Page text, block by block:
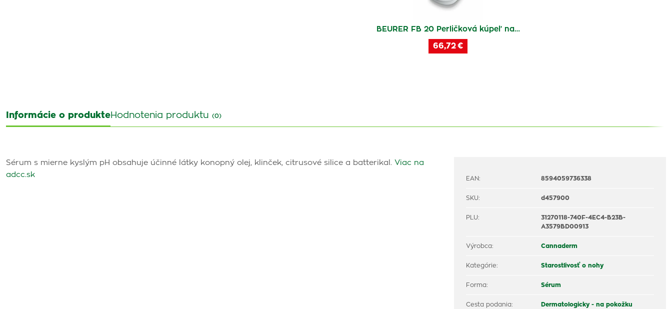
BEURER FB 20 Perličková kúpeľ na…
66,72 €
Informácie o produkteHodnotenia produktu (0)
Sérum s mierne kyslým pH obsahuje účinné látky konopný olej, klinček, citrusové silice a batterikal. Viac na
adcc.sk
EAN: 8594059736338
SKU: d457900
PLU:
31270118-740F-4EC4-B23B-
A3579BD00913
Výrobca: Cannaderm
Kategórie: Starostlivosť o nohy
Forma: Sérum
Cesta podania: Dermatologicky - na pokožku